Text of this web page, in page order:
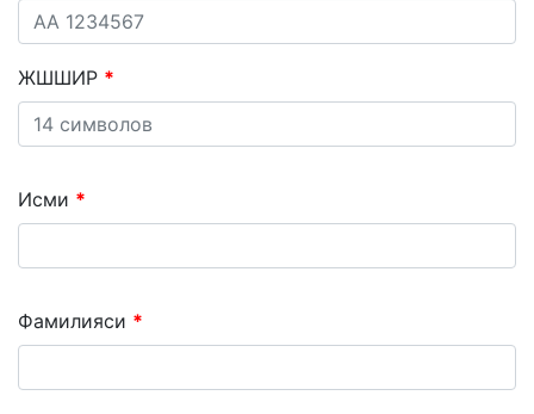
ЖШШИР
Исми
Фамилияси